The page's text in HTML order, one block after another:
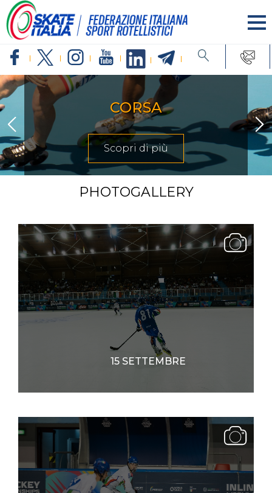
INLINE FREESTYLE
Scopri di più
PHOTOGALLERY
15 SETTEMBRE